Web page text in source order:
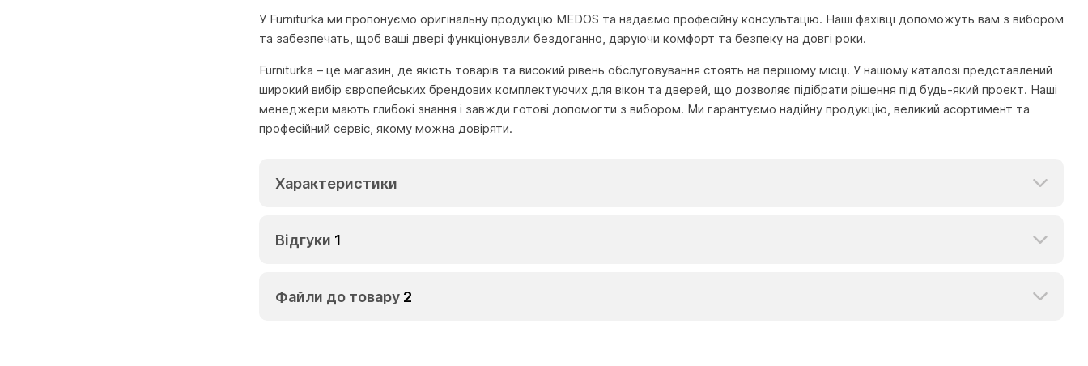
У Furniturka ми пропонуємо оригінальну продукцію MEDOS та надаємо професійну консультацію. Наші фахівці допоможуть вам з вибором
та забезпечать, щоб ваші двері функціонували бездоганно, даруючи комфорт та безпеку на довгі роки.
Furniturka – це магазин, де якість товарів та високий рівень обслуговування стоять на першому місці. У нашому каталозі представлений
широкий вибір європейських брендових комплектуючих для вікон та дверей, що дозволяє підібрати рішення під будь-який проект. Наші
менеджери мають глибокі знання і завжди готові допомогти з вибором. Ми гарантуємо надійну продукцію, великий асортимент та
професійний сервіс, якому можна довіряти.
Характеристики
Відгуки 1
Файли до товару 2